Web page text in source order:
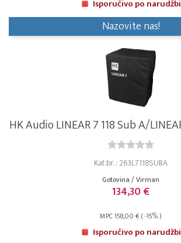
Isporučivo po narudžbi
Nazovite nas!
HK Audio LINEAR 7 118 Sub A/
Kat.br. : 263L7118SUBA
Gotovina / Virman
134,30 €
MPC 158,00 € ( -15% )
Isporučivo po narudžbi